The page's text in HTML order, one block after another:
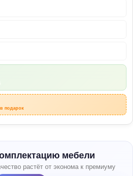
подарок
мебели
растёт от эконома к премиуму